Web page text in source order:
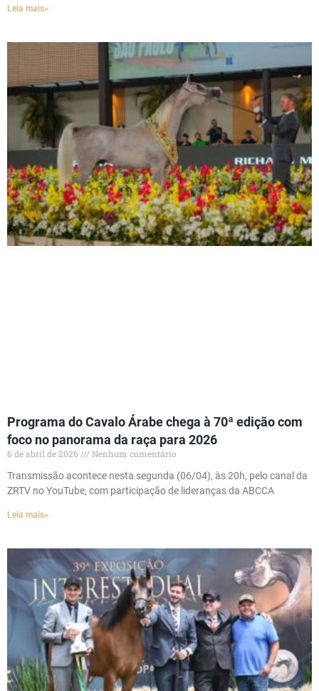
Leia mais»
Programa do Cavalo Árabe chega à 70ª edição com
foco no panorama da raça para 2026
6 de abril de 2026
Nenhum comentário
Transmissão acontece nesta segunda (06/04), às 20h, pelo canal da
ZRTV no YouTube, com participação de lideranças da ABCCA
Leia mais»